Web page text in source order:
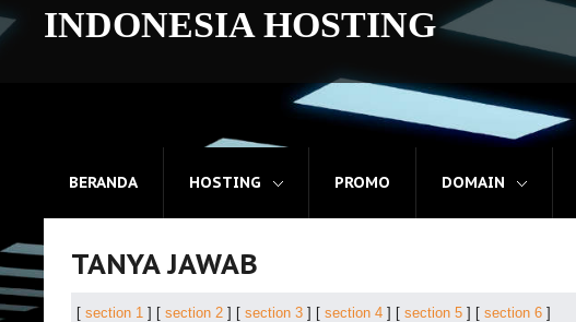
Domain
Layanan
INDONESIAHOSTING
BERANDA HOSTING PROMO DOMAIN
TANYA JAWAB
[section 1 ] [section 2 ] [section 3 ] [section 4 ] [section 5 ] [section 6 ]